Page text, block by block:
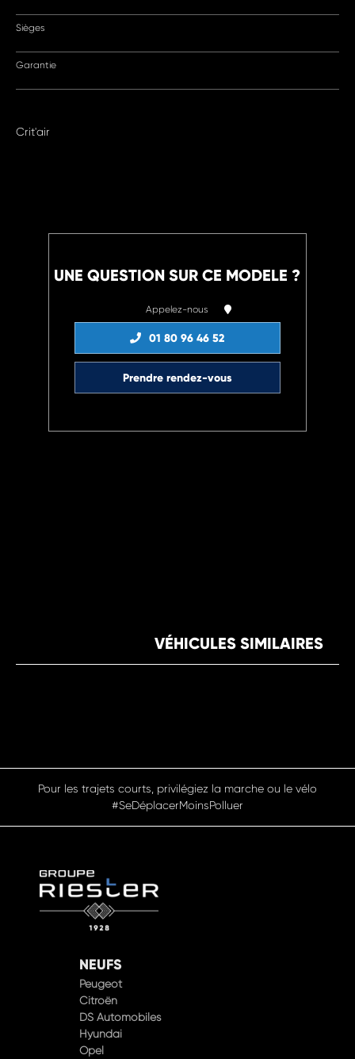
Sièges
Garantie
Crit'air
UNE QUESTION SUR CE MODELE ?
Appelez-nous
01 80 96 46 52
Prendre rendez-vous
VÉHICULES SIMILAIRES
Pour les trajets courts, privilégiez la marche ou le vélo
#SeDéplacerMoinsPolluer
NEUFS
Peugeot
Citroën
DS Automobiles
Hyundai
Opel